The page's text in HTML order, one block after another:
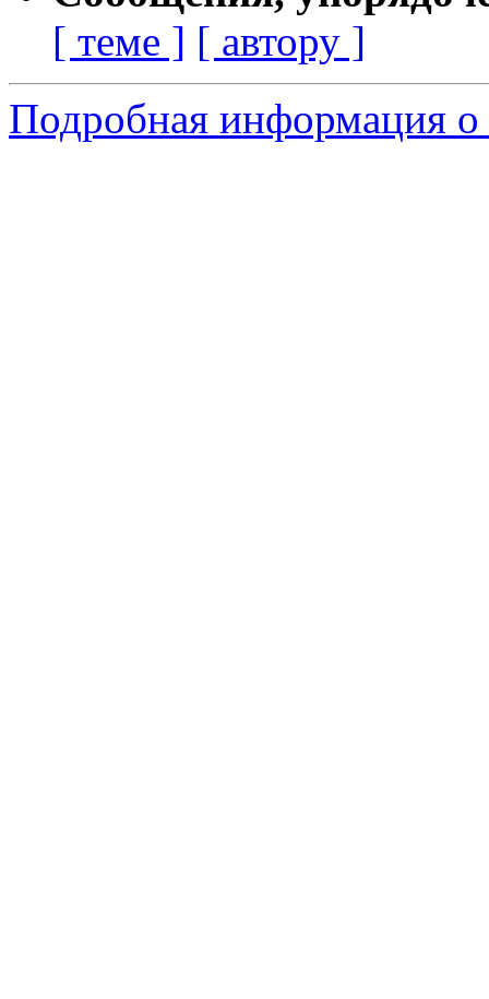
[ теме ] [ автору ]
Подробная информация